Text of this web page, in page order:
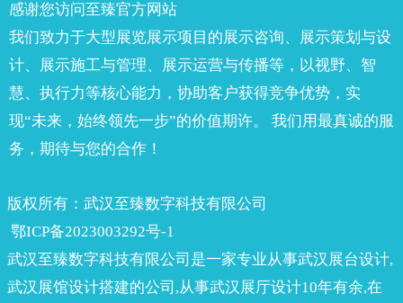
感谢您访问至臻官方网站
我们致力于大型展览展示项目的展示咨询、展示策划与设
计、展示施工与管理、展示运营与传播等，以视野、智
慧、执行力等核心能力，协助客户获得竞争优势，实
现“未来，始终领先一步”的价值期许。 我们用最真诚的服
务，期待与您的合作！
版权所有：武汉至臻数字科技有限公司
鄂ICP备2023003292号-1
武汉至臻数字科技有限公司是一家专业从事武汉展台设计,
武汉展馆设计搭建的公司,从事武汉展厅设计10年有余,在